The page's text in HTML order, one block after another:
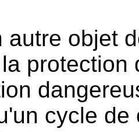
autre objet
protection
cycle